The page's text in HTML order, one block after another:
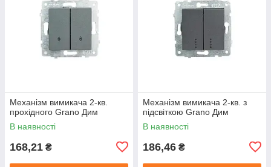
Механізм вимикача 2-кв.
прохідного Grano Дим
В наявності
168,21 ₴
Механізм вимикача 2-кв. з
підсвіткою Grano Дим
В наявності
186,46 ₴